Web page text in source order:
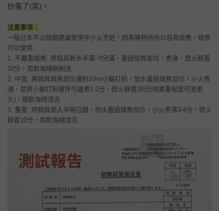
炒蛋了(笑)。
注意事項：
一般日本不沾鍋都建議使用中小火烹飪，因為導熱快所以容易燒焦，燒焦
可以使用
1. 不嚴重燒焦: 將鍋具裝水半滿~8分滿，蓋過燒焦部位，煮沸，熄火靜置
30分，用軟海綿刷刷洗
2. 中度: 將鍋具燒焦部位灑約10ml小蘇打粉，加水蓋過燒焦部位，小火煮
沸，並將小蘇打粉邊拌勻邊煮1-2分，熄火靜置30分(視嚴重程度可泡更
久)，用軟海綿清洗
3. 重度: 將鍋具倒入半碗白醋，加水蓋過燒焦部位，小火煮沸3-4分，熄火
靜置10分，用軟海綿清洗